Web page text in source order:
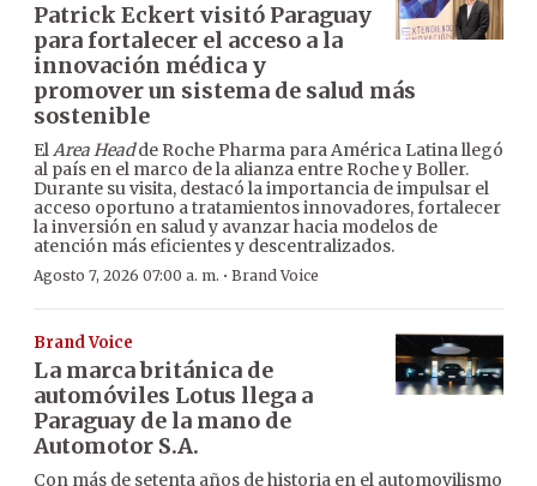
Patrick Eckert visitó Paraguay
para fortalecer el acceso a la
innovación médica y
promover un sistema de salud más
sostenible
ElArea Headde Roche Pharma para América Latina llegó
al país en el marco de la alianza entre Roche y Boller.
Durante su visita, destacó la importancia de impulsar el
acceso oportuno a tratamientos innovadores, fortalecer
la inversión en salud y avanzar hacia modelos de
atención más eficientes y descentralizados.
Agosto 7, 2026 07:00 a. m. · Brand Voice
Brand Voice
La marca británica de
automóviles Lotus llega a
Paraguay de la mano de
Automotor S.A.
Con más de setenta años de historia en el automovilismo